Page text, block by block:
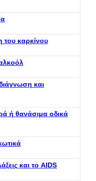
του καρκίνου
και
ή θανάσιμα οδικά
και το AIDS